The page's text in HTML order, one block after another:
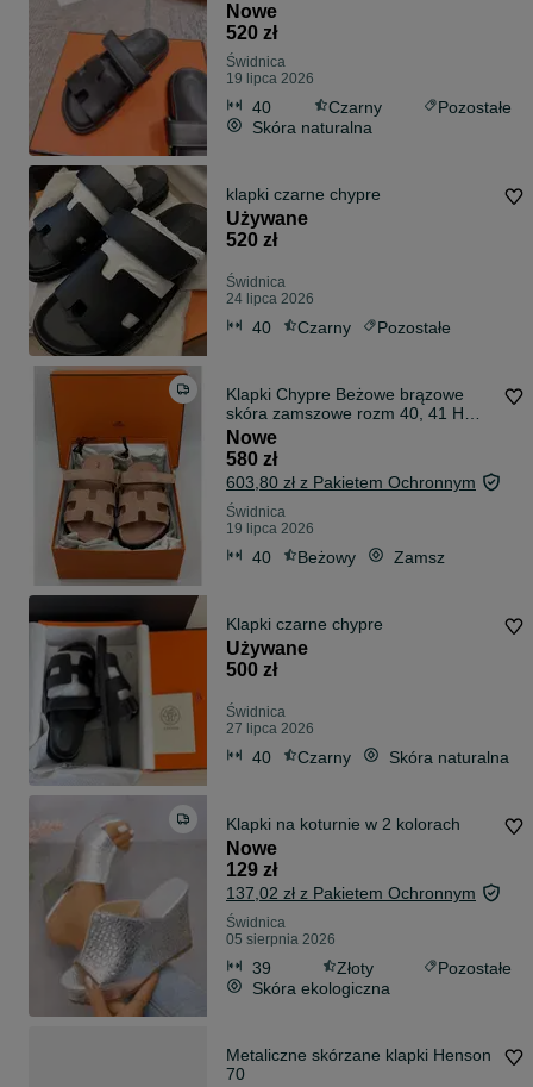
Nowe
520 zł
Świdnica
19 lipca 2026
40 Czarny
Pozostałe
Skóra naturalna
klapki czarne chypre
Używane
520 zł
Świdnica
24 lipca 2026
40 Czarny Pozostałe
Klapki Chypre Beżowe brązowe
skóra zamszowe rozm 40, 41 H
herme
Nowe
580 zł
603,80 zł z Pakietem Ochronnym
Świdnica
19 lipca 2026
40 Beżowy Zamsz
Klapki czarne chypre
Używane
500 zł
Świdnica
27 lipca 2026
40 Czarny Skóra naturalna
Klapki na koturnie w 2 kolorach
Nowe
129 zł
137,02 zł z Pakietem Ochronnym
Świdnica
05 sierpnia 2026
39 Złoty
Pozostałe
Skóra ekologiczna
Metaliczne skórzane klapki Henson
70